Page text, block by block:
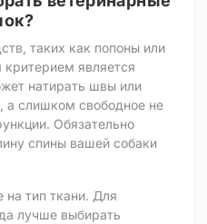
таких как попоны или
является
натирать швы или
а слишком свободное не
Обязательно
спины вашей собаки
тип ткани. Для
лучше выбирать